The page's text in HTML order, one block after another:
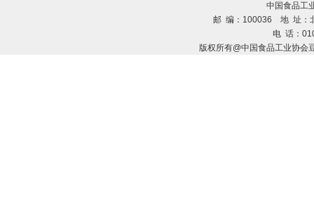
中国食品工
邮 编：100036 地 址：
电 话：
版权所有@中国食品工业协